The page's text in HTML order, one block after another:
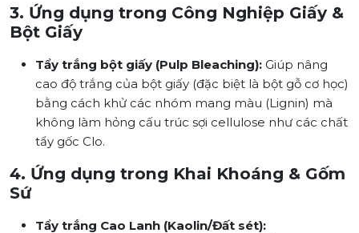
3. Ứng dụng trong Công Nghiệp Giấy &
Bột Giấy
Tẩy trắng bột giấy (Pulp Bleaching): Giúp nâng
cao độ trắng của bột giấy (đặc biệt là bột gỗ cơ học)
bằng cách khử các nhóm mang màu (Lignin) mà
không làm hỏng cấu trúc sợi cellulose như các chất
tẩy gốc Clo.
4. Ứng dụng trong Khai Khoáng & Gốm
Sứ
Tẩy trắng Cao Lanh (Kaolin/Đất sét):